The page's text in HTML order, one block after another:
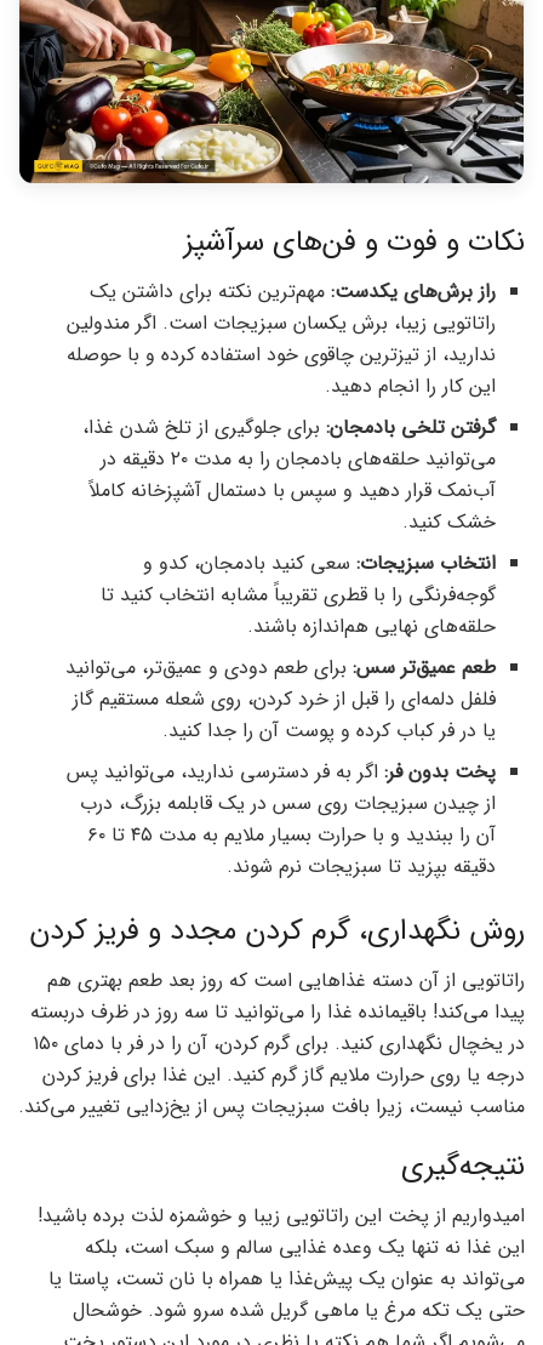
نکات و فوت و فن‌های سرآشپز
راز برش‌های یکدست: مهم‌ترین نکته برای داشتن یک
راتاتویی زیبا، برش یکسان سبزیجات است. اگر مندولین
ندارید، از تیزترین چاقوی خود استفاده کرده و با حوصله
این کار را انجام دهید.
گرفتن تلخی بادمجان: برای جلوگیری از تلخ شدن غذا،
می‌توانید حلقه‌های بادمجان را به مدت ۲۰ دقیقه در
آب‌نمک قرار دهید و سپس با دستمال آشپزخانه کاملاً
خشک کنید.
انتخاب سبزیجات: سعی کنید بادمجان، کدو و
گوجه‌فرنگی را با قطری تقریباً مشابه انتخاب کنید تا
حلقه‌های نهایی هم‌اندازه باشند.
طعم عمیق‌تر سس: برای طعم دودی و عمیق‌تر، می‌توانید
فلفل دلمه‌ای را قبل از خرد کردن، روی شعله مستقیم گاز
یا در فر کباب کرده و پوست آن را جدا کنید.
پخت بدون فر: اگر به فر دسترسی ندارید، می‌توانید پس
از چیدن سبزیجات روی سس در یک قابلمه بزرگ، درب
آن را ببندید و با حرارت بسیار ملایم به مدت ۴۵ تا ۶۰
دقیقه بپزید تا سبزیجات نرم شوند.
روش نگهداری، گرم کردن مجدد و فریز کردن
راتاتویی از آن دسته غذاهایی است که روز بعد طعم بهتری هم
پیدا می‌کند! باقیمانده غذا را می‌توانید تا سه روز در ظرف دربسته
در یخچال نگهداری کنید. برای گرم کردن، آن را در فر با دمای ۱۵۰
درجه یا روی حرارت ملایم گاز گرم کنید. این غذا برای فریز کردن
مناسب نیست، زیرا بافت سبزیجات پس از یخ‌زدایی تغییر می‌کند.
نتیجه‌گیری
امیدواریم از پخت این راتاتویی زیبا و خوشمزه لذت برده باشید!
این غذا نه تنها یک وعده غذایی سالم و سبک است، بلکه
می‌تواند به عنوان یک پیش‌غذا یا همراه با نان تست، پاستا یا
حتی یک تکه مرغ یا ماهی گریل شده سرو شود. خوشحال